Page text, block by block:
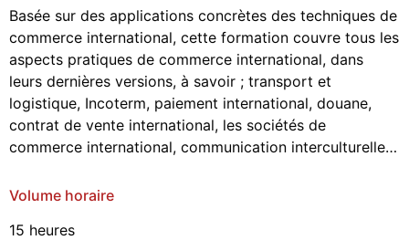
Basée sur des applications concrètes des techniques de
commerce international, cette formation couvre tous les
aspects pratiques de commerce international, dans
leurs dernières versions, à savoir ; transport et
logistique, Incoterm, paiement international, douane,
contrat de vente international, les sociétés de
commerce international, communication interculturelle…
Volume horaire
15 heures